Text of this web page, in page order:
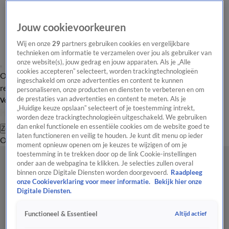
Overzicht Laatste nieuws Regionieuws Het beste van Hart
Tip de
redactie
Volg Hart van Nederland
Zoeken
OverzichtRegioUitzendingenWeerTip de redactiePanelVideo's
Jouw cookievoorkeuren
Wij en onze29 partners gebruiken cookies en vergelijkbare
technieken om informatie te verzamelen over jou als gebruiker van
onze website(s), jouw gedrag en jouw apparaten. Als je „Alle
cookies accepteren” selecteert, worden trackingtechnologieën
ingeschakeld om onze advertenties en content te kunnen
personaliseren, onze producten en diensten te verbeteren en om
de prestaties van advertenties en content te meten. Als je
„Huidige keuze opslaan” selecteert of je toestemming intrekt,
worden deze trackingtechnologieën uitgeschakeld. We gebruiken
dan enkel functionele en essentiële cookies om de website goed te
laten functioneren en veilig te houden. Je kunt dit menu op ieder
moment opnieuw openen om je keuzes te wijzigen of om je
toestemming in te trekken door op de link Cookie-instellingen
onder aan de webpagina te klikken. Je selecties zullen overal
binnen onze Digitale Diensten worden doorgevoerd. Raadpleeg
onze Cookieverklaring voor meer informatie.
Bekijk hier onze
Digitale Diensten.
Functioneel & Essentieel Altijd actief